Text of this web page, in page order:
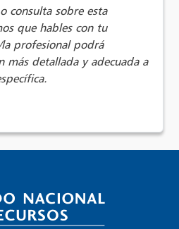
consulta sobre esta
que hables con tu
profesional podrá
más detallada y adecuada a